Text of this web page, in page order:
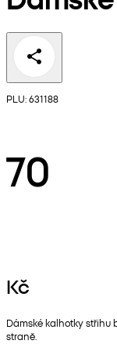
PLU: 631188
70
Kč
Dámské kalhotky střihu
straně.